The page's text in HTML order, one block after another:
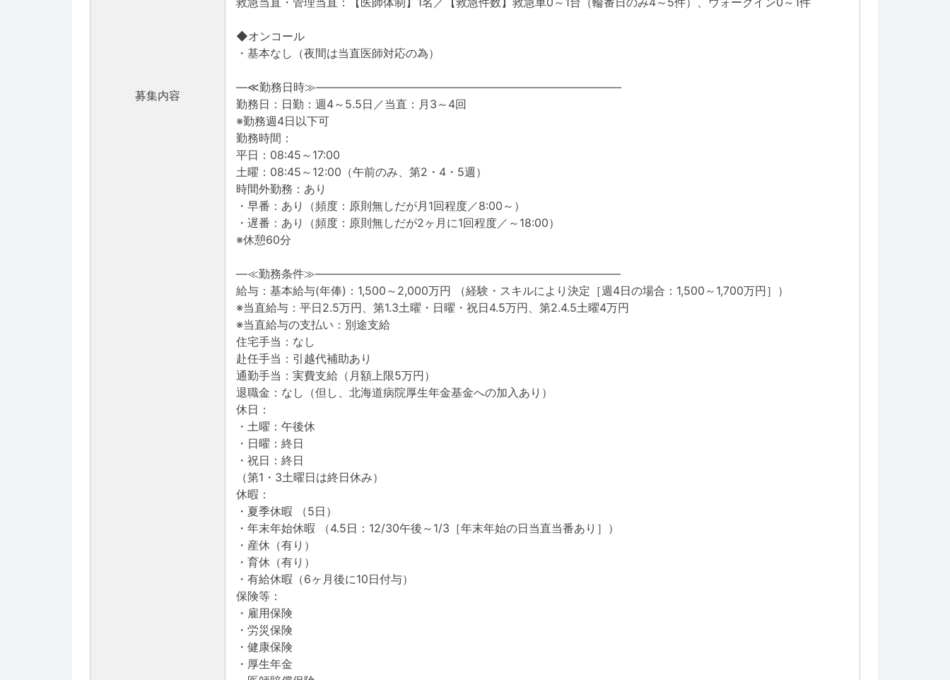
募集内容
◆オンコール
・基本なし（夜間は当直医師対応の為）
―≪勤務日時≫―――――――――――――――――――――――――――
勤務日：日勤：週4～5.5日／当直：月3～4回
※勤務週4日以下可
勤務時間：
平日：08:45～17:00
土曜：08:45～12:00（午前のみ、第2・4・5週）
時間外勤務：あり
・早番：あり（頻度：原則無しだが月1回程度／8:00～）
・遅番：あり（頻度：原則無しだが2ヶ月に1回程度／～18:00）
※休憩60分
―≪勤務条件≫―――――――――――――――――――――――――――
給与：基本給与(年俸)：1,500～2,000万円 （経験・スキルにより決定［週4日の場合：1,500～1,700万円］）
※当直給与：平日2.5万円、第1.3土曜・日曜・祝日4.5万円、第2.4.5土曜4万円
※当直給与の支払い：別途支給
住宅手当：なし
赴任手当：引越代補助あり
通勤手当：実費支給（月額上限5万円）
退職金：なし（但し、北海道病院厚生年金基金への加入あり）
休日：
・土曜：午後休
・日曜：終日
・祝日：終日
（第1・3土曜日は終日休み）
休暇：
・夏季休暇 （5日）
・年末年始休暇 （4.5日：12/30午後～1/3［年末年始の日当直当番あり］）
・産休（有り）
・育休（有り）
・有給休暇（6ヶ月後に10日付与）
保険等：
・雇用保険
・労災保険
・健康保険
・厚生年金